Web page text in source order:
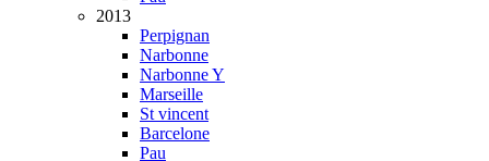
2013
Perpignan
Narbonne
Narbonne Y
Marseille
St vincent
Barcelone
Pau